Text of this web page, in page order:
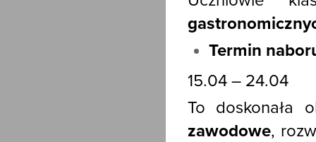
Termin
15.04 – 24.04
To doskonała
zawodowe,